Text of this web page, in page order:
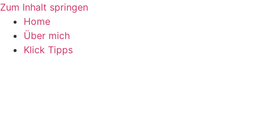
Zum Inhalt springen
Home
Über mich
Klick Tipps